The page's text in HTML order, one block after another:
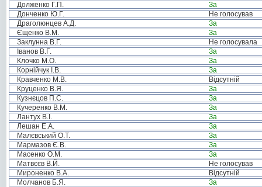
Долженко Г.П.
За
Донченко Ю.Г.
Не голосував
Драголюнцев А.Д.
За
Єщенко В.М.
За
Заклунна В.Г.
Не голосувала
Іванов В.Г.
За
Клочко М.О.
За
Корнійчук І.В.
За
Кравченко М.В.
Відсутній
Круценко В.Я.
За
Кузнєцов П.С.
За
Кучеренко В.М.
За
Лантух В.І.
За
Лешан Е.А.
За
Малєвський О.Т.
За
Мармазов Є.В.
За
Масенко О.М.
За
Матвєєв В.Й.
Не голосував
Мироненко В.А.
Відсутній
Молчанов Б.Я.
За